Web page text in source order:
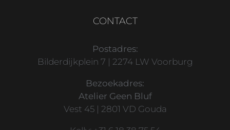
CONTACT
Postadres:
Bilderdijkplein 7 | 2274 LW Voorburg
Bezoekadres:
Atelier Geen Bluf
Vest 45 | 2801 VD Gouda